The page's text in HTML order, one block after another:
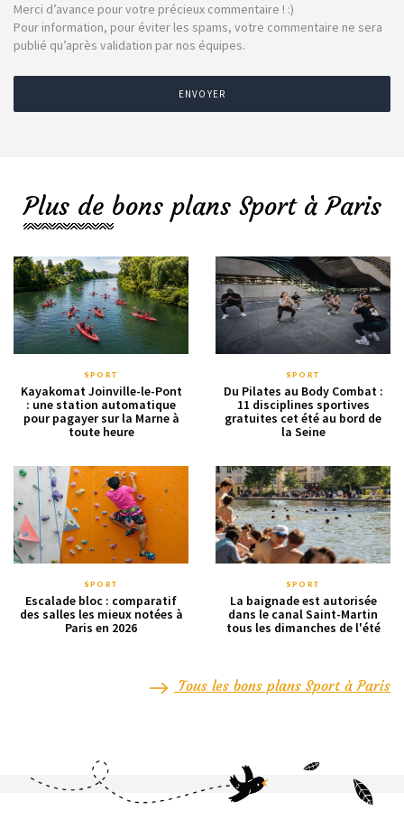
Merci d’avance pour votre précieux commentaire ! :)
Pour information, pour éviter les spams, votre commentaire ne sera
publié qu’après validation par nos équipes.
ENVOYER
Plus de bons plans Sport à Paris
SPORT
Kayakomat Joinville-le-Pont
: une station automatique
pour pagayer sur la Marne à
toute heure
SPORT
Du Pilates au Body Combat :
11 disciplines sportives
gratuites cet été au bord de
la Seine
SPORT
Escalade bloc : comparatif
des salles les mieux notées à
Paris en 2026
SPORT
La baignade est autorisée
dans le canal Saint-Martin
tous les dimanches de l'été
Tous les bons plans Sport à Paris